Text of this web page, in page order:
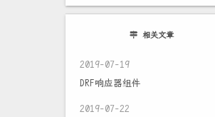
相关文章
2019-07-19
DRF响应器组件
2019-07-22